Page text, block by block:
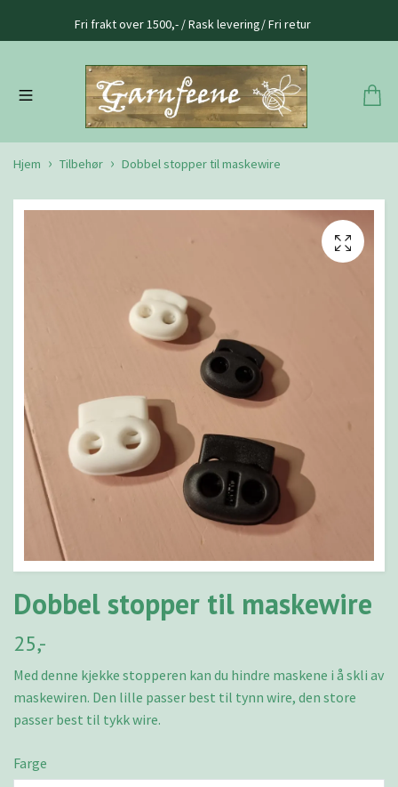
Fri frakt over 1500,- / Rask levering/ Fri retur
Hjem Tilbehør Dobbel stopper til maskewire
Dobbel stopper til maskewire
25,-
Med denne kjekke stopperen kan du hindre maskene i å skli av
maskewiren. Den lille passer best til tynn wire, den store
passer best til tykk wire.
Farge